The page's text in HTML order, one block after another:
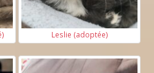
Leslie (adoptée)